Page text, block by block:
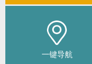
一键导航